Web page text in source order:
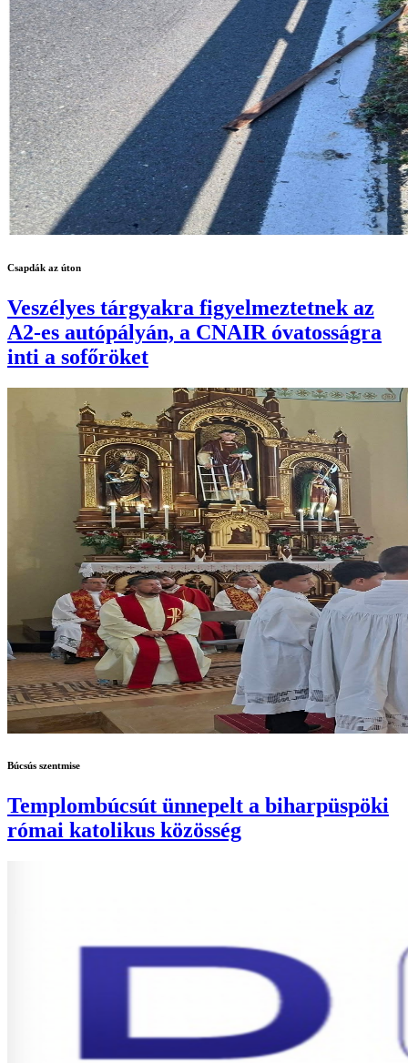
Csapdák az úton
Veszélyes tárgyakra figyelmeztetnek az
A2-es autópályán, a CNAIR óvatosságra
inti a sofőröket
Búcsús szentmise
Templombúcsút ünnepelt a biharpüspöki
római katolikus közösség